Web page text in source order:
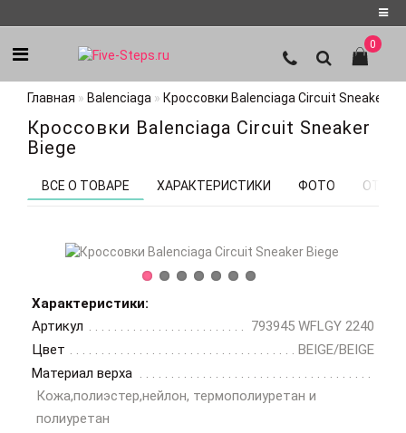
Регистрация
Авторизация
0
Главная Balenciaga Кроссовки Balenciaga Circuit Sneaker
Кроссовки Balenciaga Circuit Sneaker
Biege
ВСЕ О ТОВАРЕ ХАРАКТЕРИСТИКИ ФОТО
Характеристики:
Артикул
793945 WFLGY 2240
Цвет
BEIGE/BEIGE
Материал верха
Кожа,полиэстер,нейлон, термополиуретан и
полиуретан